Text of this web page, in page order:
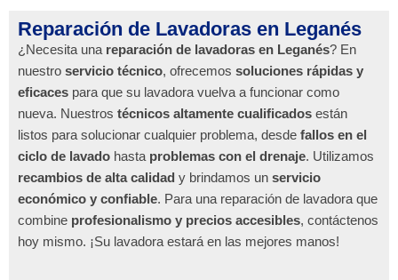
Reparación de Lavadoras en Leganés
¿Necesita una reparación de lavadoras en Leganés? En
nuestro servicio técnico, ofrecemos soluciones rápidas y
eficaces para que su lavadora vuelva a funcionar como
nueva. Nuestros técnicos altamente cualificados están
listos para solucionar cualquier problema, desde fallos en el
ciclo de lavado hasta problemas con el drenaje. Utilizamos
recambios de alta calidad y brindamos un servicio
económico y confiable. Para una reparación de lavadora que
combine profesionalismo y precios accesibles, contáctenos
hoy mismo. ¡Su lavadora estará en las mejores manos!